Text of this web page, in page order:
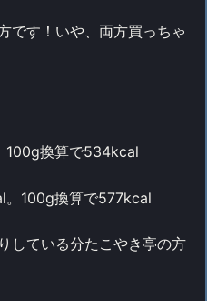
です！いや、両方買っちゃ
換算で534kcal
100g換算で577kcal
している分たこやき亭の方